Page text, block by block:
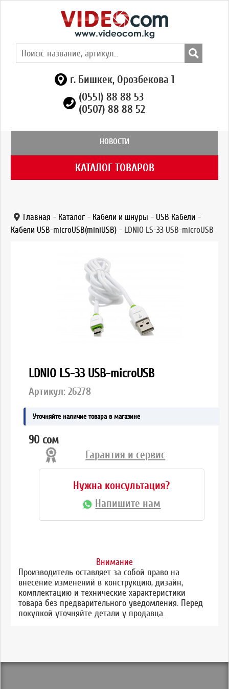
г. Бишкек, Орозбекова 1
(0551) 88 88 53
(0507) 88 88 52
НОВОСТИ
КАТАЛОГ ТОВАРОВ
Главная - Каталог - Кабели и шнуры - USB Кабели -
Кабели USB-microUSB(miniUSB) - LDNIO LS-33 USB-microUSB
LDNIO LS-33 USB-microUSB
Артикул: 26278
Уточняйте наличие товара в магазине
90 сом
Гарантия и сервис
Нужна консультация?
Напишите нам
Внимание
Производитель оставляет за собой право на
внесение изменений в конструкцию, дизайн,
комплектацию и технические характеристики
товара без предварительного уведомления. Перед
покупкой уточняйте детали у продавца.